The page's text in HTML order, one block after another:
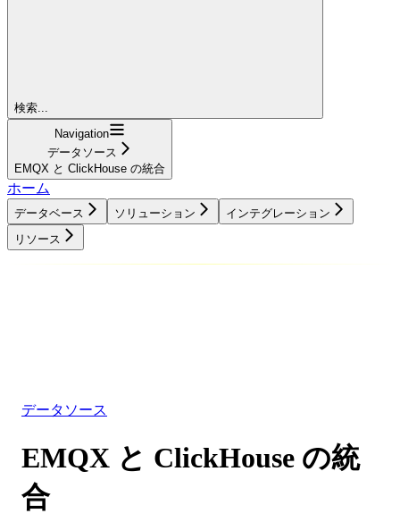
検索...
Navigation
データソース
EMQX と ClickHouse の統合
ホーム
データベース ソリューション
インテグレーション
リソース
データソース
EMQX と ClickHouse の統
合